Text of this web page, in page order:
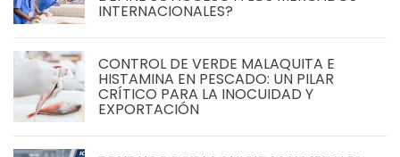
INTERNACIONALES?
CONTROL DE VERDE MALAQUITA E
HISTAMINA EN PESCADO: UN PILAR
CRÍTICO PARA LA INOCUIDAD Y
EXPORTACIÓN